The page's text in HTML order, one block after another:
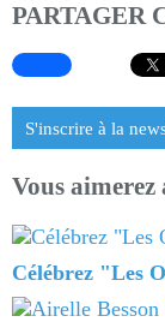
PARTAGER
S'inscrire à la
Vous aimerez
Célébrez "Les